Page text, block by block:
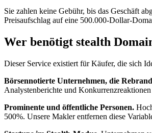
Sie zahlen keine Gebühr, bis das Geschäft
Preisaufschlag auf eine 500.000-Dollar-
Wer benötigt stealth
Dieser Service existiert für Käufer, die sich
Börsennotierte Unternehmen, die
Analystenberichte und
Prominente und öffentliche Personen.
500%. Unsere Makler entfernen diese